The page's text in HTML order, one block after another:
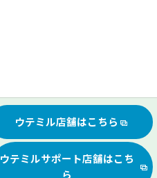
ウテミル店舗はこちら
ウテミルサポート店舗はこち
ら